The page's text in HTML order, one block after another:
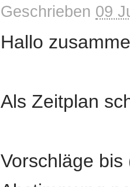
Geschrieben 09
Hallo
Als Zeitplan
Vorschläge